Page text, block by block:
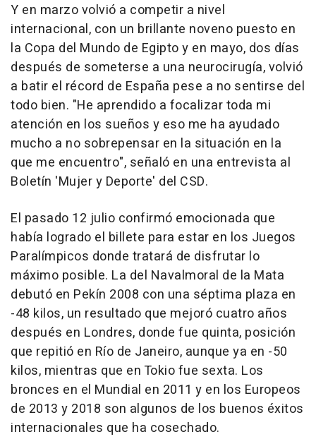
Y en marzo volvió a competir a nivel
internacional, con un brillante noveno puesto en
la Copa del Mundo de Egipto y en mayo, dos días
después de someterse a una neurocirugía, volvió
a batir el récord de España pese a no sentirse del
todo bien. "He aprendido a focalizar toda mi
atención en los sueños y eso me ha ayudado
mucho a no sobrepensar en la situación en la
que me encuentro", señaló en una entrevista al
Boletín 'Mujer y Deporte' del CSD.
El pasado 12 julio confirmó emocionada que
había logrado el billete para estar en los Juegos
Paralímpicos donde tratará de disfrutar lo
máximo posible. La del Navalmoral de la Mata
debutó en Pekín 2008 con una séptima plaza en
-48 kilos, un resultado que mejoró cuatro años
después en Londres, donde fue quinta, posición
que repitió en Río de Janeiro, aunque ya en -50
kilos, mientras que en Tokio fue sexta. Los
bronces en el Mundial en 2011 y en los Europeos
de 2013 y 2018 son algunos de los buenos éxitos
internacionales que ha cosechado.